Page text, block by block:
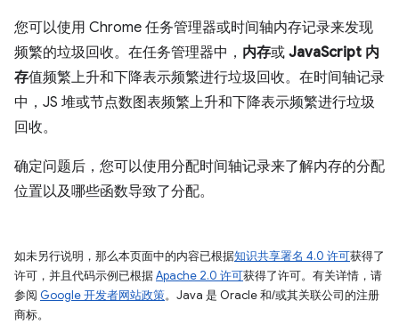
您可以使用 Chrome 任务管理器或时间轴内存记录来发现
频繁的垃圾回收。在任务管理器中， 内存或 JavaScript 内
存值频繁上升和下降表示频繁进行垃圾回收。在时间轴记录
中，JS 堆或节点数图表频繁上升和下降表示频繁进行垃圾
回收。
确定问题后，您可以使用分配时间轴记录来了解内存的分配
位置以及哪些函数导致了分配。
如未另行说明，那么本页面中的内容已根据知识共享署名 4.0 许可获得了
许可，并且代码示例已根据Apache 2.0 许可获得了许可。有关详情，请
参阅 Google 开发者网站政策。Java 是 Oracle 和/或其关联公司的注册
商标。